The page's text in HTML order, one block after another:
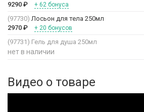
9290 ₽ + 62 бонуса
(97730) Лосьон для тела 250мл
2970 ₽ + 20 бонусов
(97731) Гель для душа 250мл
нет в наличии
Видео о товаре